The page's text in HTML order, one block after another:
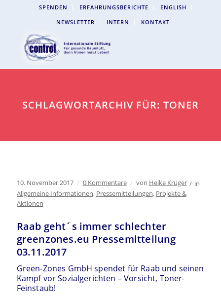
SPENDEN ERFAHRUNGSBERICHTE
ENGLISH
NEWSLETTER
INTERN KONTAKT
SCHLAGWORTARCHIV FÜR: TONER
10. November 2017 / 0 Kommentare / von Heike Krüger / in
Allgemeine Informationen, Pressemitteilungen, Projekte &
Aktionen
Raab geht´s immer schlechter
greenzones.eu Pressemitteilung
03.11.2017
Green-Zones GmbH spendet für Raab und seinen
Kampf vor Sozialgerichten – Vorsicht, Toner-
Feinstaub!